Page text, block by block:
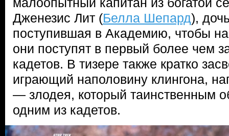
Дженезис Лит (Белла Шепард),
поступившая в Академию, чтобы
они поступят в первый более чем
кадетов. В тизере также кратко
играющий наполовину клингона,
— злодея, который таинственным
одним из кадетов.